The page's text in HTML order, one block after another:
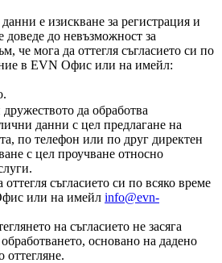
е изискване за регистрация и
до невъзможност за
че мога да оттегля съгласието си по
в EVN Офис или на имейл:
да обработва
данни с цел предлагане на
по телефон или по друг директен
с цел проучване относно
съгласието си по всяко време
или на имейл info@evn-
на съгласието не засяга
основано на дадено
оттегляне.